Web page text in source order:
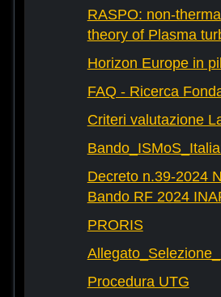
RASPO: non-
theory of Plasma
Horizon Europe in
FAQ - Ricerca
Criteri valutazione
Decreto n.39-2024
Bando RF 2024
PRORIS
Procedura UTG